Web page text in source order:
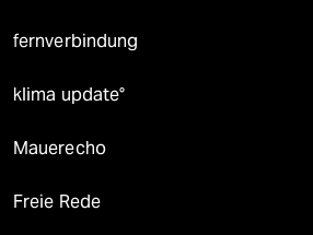
fernverbindung
klima update°
Mauerecho
Freie Rede